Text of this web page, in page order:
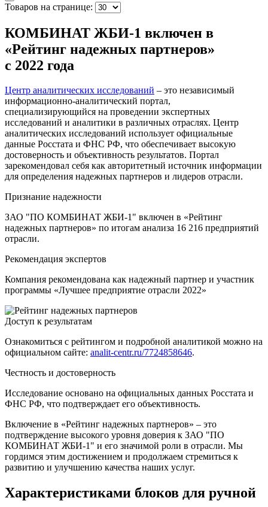
Товаров на странице:
КОМБИНАТ ЖБИ-1 включен в
«Рейтинг надежных партнеров»
с 2022 года
Центр аналитических исследований – это независимый
информационно-аналитический портал,
специализирующийся на проведении экспертных
исследований и аналитики в различных отраслях. Центр
аналитических исследований использует официальные
данные Росстата и ФНС РФ, что обеспечивает высокую
достоверность и объективность результатов. Портал
зарекомендовал себя как авторитетный источник информации
для определения надежных партнеров и лидеров отрасли.
Признание надежности
ЗАО "ПО КОМБИНАТ ЖБИ-1" включен в «Рейтинг
надежных партнеров» по итогам анализа 16 216 предприятий
отрасли.
Рекомендация экспертов
Компания рекомендована как надежный партнер и участник
программы «Лучшее предприятие отрасли 2022»
Доступ к результатам
Ознакомиться с рейтингом и подробной аналитикой можно на
официальном сайте: analit-centr.ru/7724858646.
Честность и достоверность
Исследование основано на официальных данных Росстата и
ФНС РФ, что подтверждает его объективность.
Включение в «Рейтинг надежных партнеров» – это
подтверждение высокого уровня доверия к ЗАО "ПО
КОМБИНАТ ЖБИ-1" и его значимой роли в отрасли. Мы
гордимся этим достижением и продолжаем стремиться к
развитию и улучшению качества наших услуг.
Характеристиками блоков для ручной